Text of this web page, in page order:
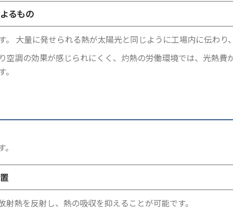
るもの
大量に発せられる熱が太陽光と同じように工場内に伝わり
空調の効果が感じられにくく、灼熱の労働環境では、光熱
熱を反射し、熱の吸収を抑えることが可能です。